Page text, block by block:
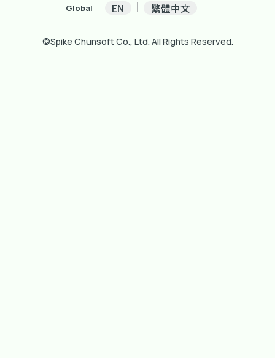
Global EN 繁體中文
©Spike Chunsoft Co., Ltd. All Rights Reserved.